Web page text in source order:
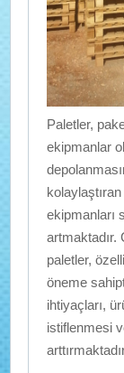
Paletler,
ekipmanlar
ekipmanları
artmaktadır.
paletler,
öneme
ihtiyaçları,
istiflenmesi